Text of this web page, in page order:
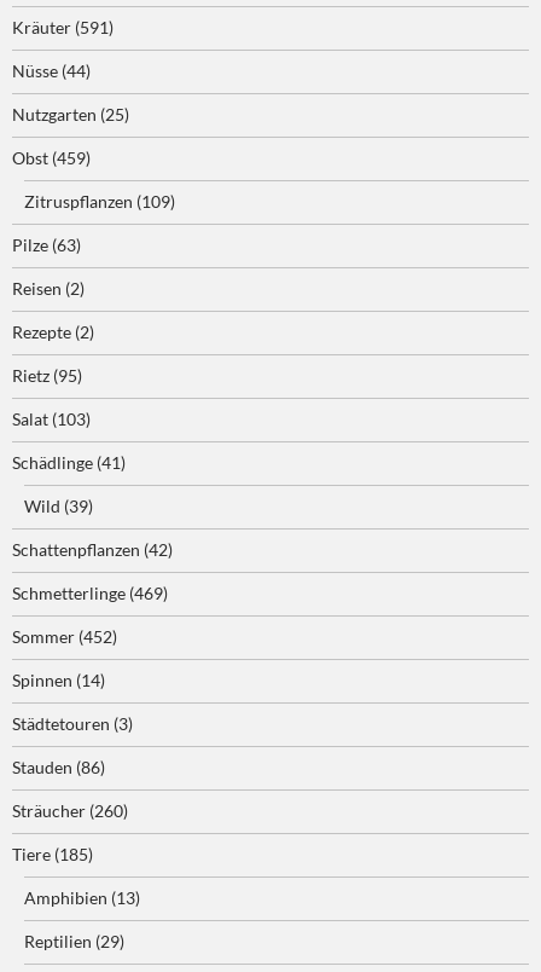
Kräuter (591)
Nüsse (44)
Nutzgarten (25)
Obst (459)
Zitruspflanzen (109)
Pilze (63)
Reisen (2)
Rezepte (2)
Rietz (95)
Salat (103)
Schädlinge (41)
Wild (39)
Schattenpflanzen (42)
Schmetterlinge (469)
Sommer (452)
Spinnen (14)
Städtetouren (3)
Stauden (86)
Sträucher (260)
Tiere (185)
Amphibien (13)
Reptilien (29)